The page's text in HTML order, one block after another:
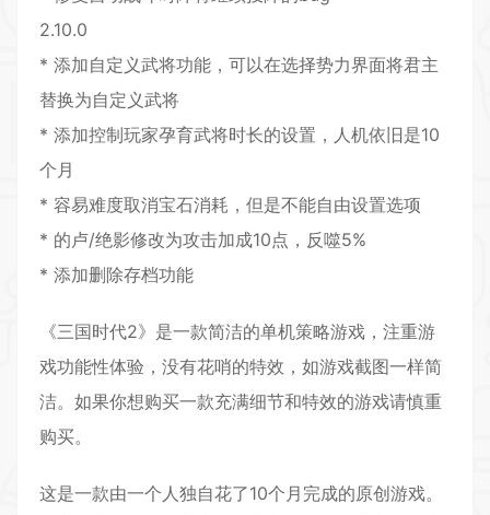
2.10.0
* 添加自定义武将功能，可以在选择势力界面将君主
替换为自定义武将
* 添加控制玩家孕育武将时长的设置，人机依旧是10
个月
* 容易难度取消宝石消耗，但是不能自由设置选项
* 的卢/绝影修改为攻击加成10点，反噬5%
* 添加删除存档功能
《三国时代2》是一款简洁的单机策略游戏，注重游
戏功能性体验，没有花哨的特效，如游戏截图一样简
洁。如果你想购买一款充满细节和特效的游戏请慎重
购买。
这是一款由一个人独自花了10个月完成的原创游戏。